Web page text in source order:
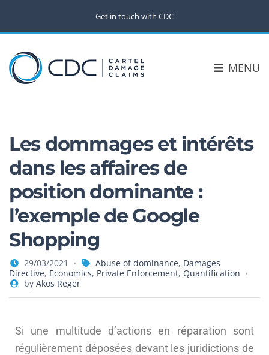
Get in touch with CDC
MENU
Les dommages et intérêts
dans les affaires de
position dominante :
l’exemple de Google
Shopping
29/03/2021 Abuse of dominance, Damages
Directive, Economics, Private Enforcement, Quantification
by Akos Reger
Si une multitude d’actions en réparation sont
régulièrement déposées devant les juridictions de